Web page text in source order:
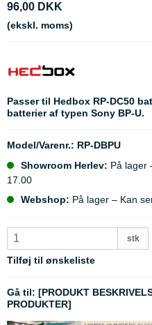
96,00 DKK
(ekskl. moms)
Passer til Hedbox RP-DC50
batterier af typen Sony BP-U.
Model/Varenr.: RP-DBPU
Showroom Herlev: På lager
17.00
Webshop: På lager – Kan
stk
Tilføj til ønskeliste
Gå til: [PRODUKT
PRODUKTER]